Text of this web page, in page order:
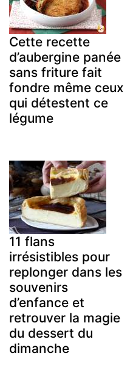
Cette recette
d’aubergine panée
sans friture fait
fondre même ceux
qui détestent ce
légume
11 flans
irrésistibles pour
replonger dans les
souvenirs
d’enfance et
retrouver la magie
du dessert du
dimanche